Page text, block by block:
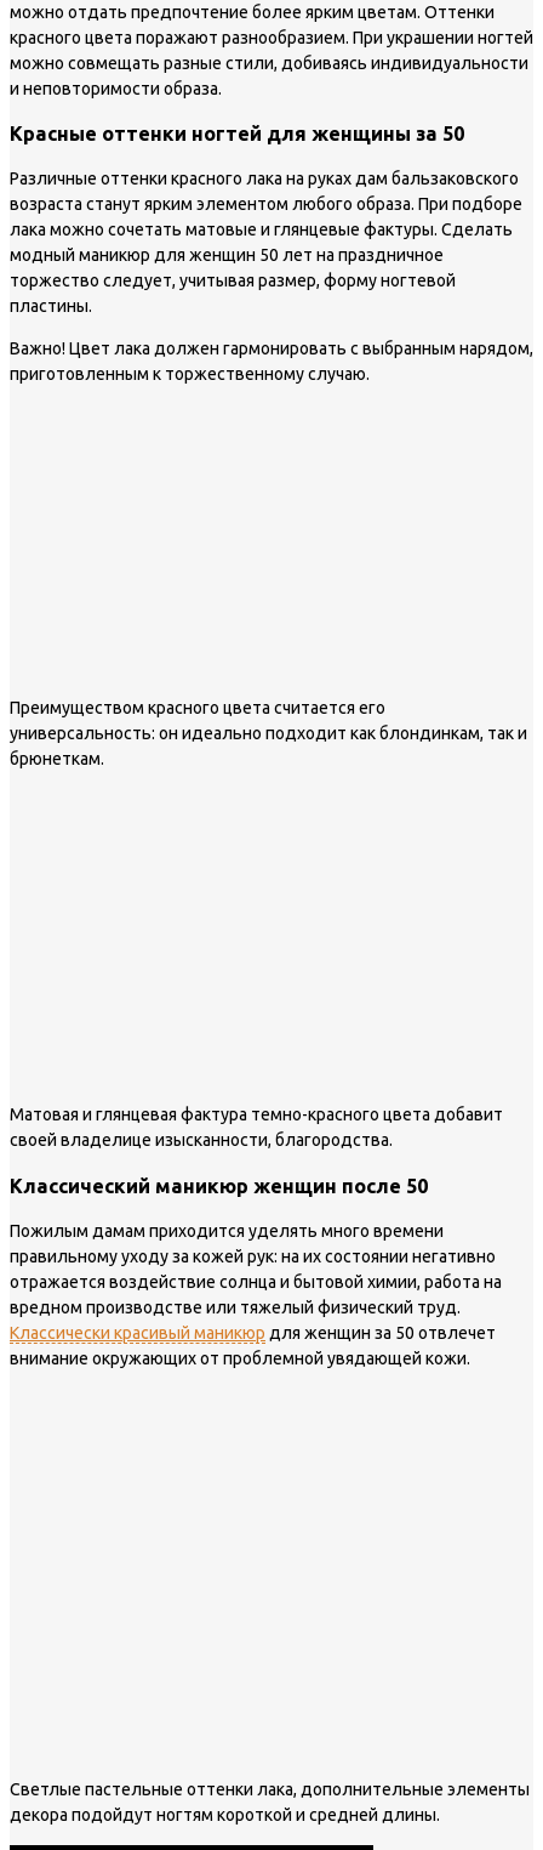
можно отдать предпочтение более ярким цветам. Оттенки
красного цвета поражают разнообразием. При украшении ногтей
можно совмещать разные стили, добиваясь индивидуальности
и неповторимости образа.
Красные оттенки ногтей для женщины за 50
Различные оттенки красного лака на руках дам бальзаковского
возраста станут ярким элементом любого образа. При подборе
лака можно сочетать матовые и глянцевые фактуры. Сделать
модный маникюр для женщин 50 лет на праздничное
торжество следует, учитывая размер, форму ногтевой
пластины.
Важно!Цвет лака должен гармонировать с выбранным нарядом,
приготовленным к торжественному случаю.
Преимуществом красного цвета считается его
универсальность: он идеально подходит как блондинкам, так и
брюнеткам.
Матовая и глянцевая фактура темно-красного цвета добавит
своей владелице изысканности, благородства.
Классический маникюр женщин после 50
Пожилым дамам приходится уделять много времени
правильному уходу за кожей рук: на их состоянии негативно
отражается воздействие солнца и бытовой химии, работа на
вредном производстве или тяжелый физический труд.
Классически красивый маникюр для женщин за 50 отвлечет
внимание окружающих от проблемной увядающей кожи.
Светлые пастельные оттенки лака, дополнительные элементы
декора подойдут ногтям короткой и средней длины.